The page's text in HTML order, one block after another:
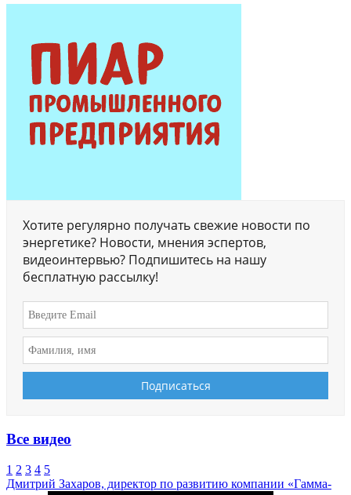
Хотите регулярно получать свежие новости по
энергетике? Новости, мнения эспертов,
видеоинтервью? Подпишитесь на нашу
бесплатную рассылку!
Все видео
1 2 3 4 5
Дмитрий Захаров, директор по развитию компании «Гамма-